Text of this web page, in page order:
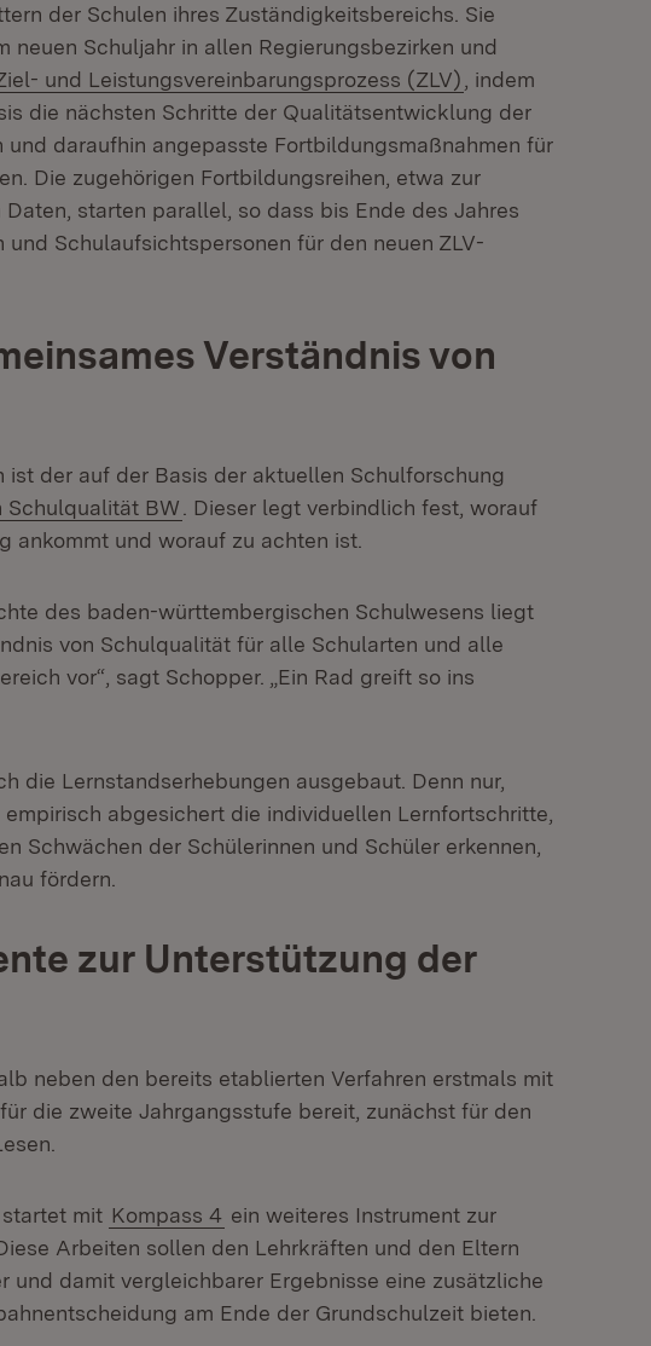
der Schulen ihres Zuständigkeitsbereichs. Sie
neuen Schuljahr in allen Regierungsbezirken und
und Leistungsvereinbarungsprozess (ZLV) (Öffnet in neuem
, indem
die nächsten Schritte der Qualitätsentwicklung der
und daraufhin angepasste Fortbildungsmaßnahmen für
Die zugehörigen Fortbildungsreihen, etwa zur
starten parallel, so dass bis Ende des Jahres
und Schulaufsichtspersonen für den neuen ZLV-
Verständnis von
ist der auf der Basis der aktuellen Schulforschung
Schulqualität BW (Öffnet in neuem Fenster)
. Dieser legt verbindlich fest, worauf
ankommt und worauf zu achten ist.
des baden-württembergischen Schulwesens liegt
von Schulqualität für alle Schularten und alle
vor“, sagt Schopper. „Ein Rad greift so ins
die Lernstandserhebungen ausgebaut. Denn nur,
abgesichert die individuellen Lernfortschritte,
Schwächen der Schülerinnen und Schüler erkennen,
fördern.
zur Unterstützung der
neben den bereits etablierten Verfahren erstmals mit
Fenster)
die zweite Jahrgangsstufe bereit, zunächst für den
mit Kompass 4 ein weiteres Instrument zur
Arbeiten sollen den Lehrkräften und den Eltern
und damit vergleichbarer Ergebnisse eine zusätzliche
am Ende der Grundschulzeit bieten.